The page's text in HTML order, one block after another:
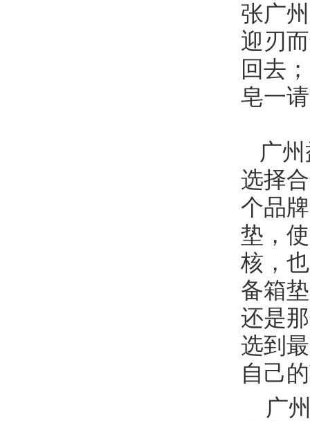
张广
迎刃
回去
皂一
广州
选择
个品
垫，
核，
备箱
还是
选到
自己
广州